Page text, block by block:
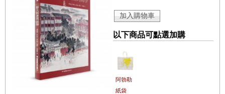
以下商品可點選加購
阿勃勒
紙袋